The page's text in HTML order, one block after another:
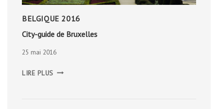
BELGIQUE 2016
City-guide de Bruxelles
25 mai 2016
LIRE PLUS GUIDE